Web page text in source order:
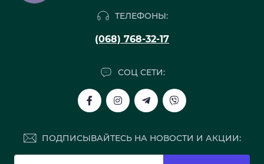
ТЕЛЕФОНЫ:
(068) 768-32-17
СОЦ СЕТИ:
ПОДПИСЫВАЙТЕСЬ НА НОВОСТИ И АКЦИИ: